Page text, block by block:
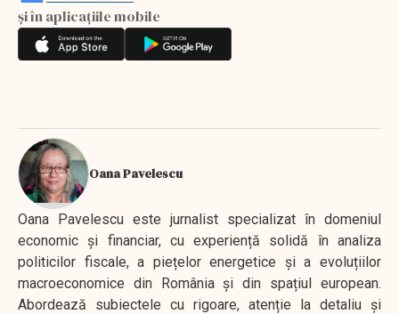
și în aplicațiile mobile
Oana Pavelescu
Oana Pavelescu este jurnalist specializat în domeniul
economic și financiar, cu experiență solidă în analiza
politicilor fiscale, a piețelor energetice și a evoluțiilor
macroeconomice din România și din spațiul european.
Abordează subiectele cu rigoare, atenție la detaliu și